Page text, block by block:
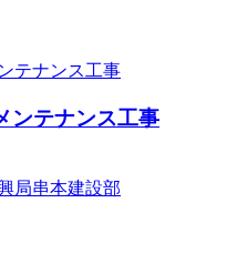
ンテナンス工事
局串本建設部